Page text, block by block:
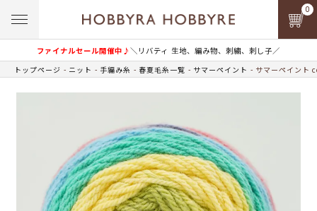
ファイナルセール開催中♪＼リバティ 生地、編み物、刺繍、刺し子／
0
トップページ ニット 手編み糸 春夏毛糸一覧 サマーペイント サマーペイント